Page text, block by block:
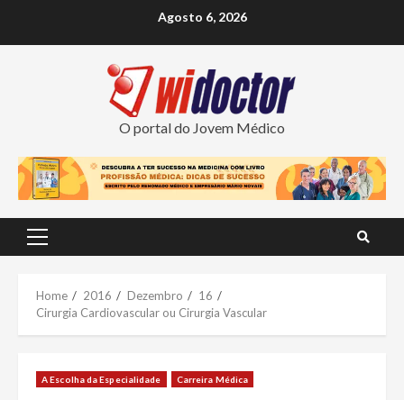
Agosto 6, 2026
O portal do Jovem Médico
Primary
Home 2016 Dezembro
16
Cirurgia Cardiovascular ou Cirurgia Vascular
A Escolha da Especialidade Carreira Médica